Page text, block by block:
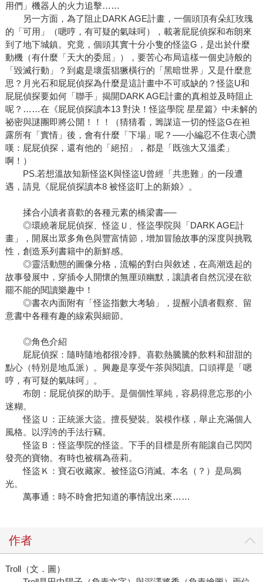
用們」機器人的火力追擊……
另一方面，為了阻止DARK AGE計畫，一個頭頂有朵紅玫瑰
的「可用」（嗯哼，有可疑的氣味呵），載著屁屁偵探和布朗來
到了地下城鎮。究竟，個頭其實十分小隻的怪盜G，是出於什麼
動機（有什麼「天大的委屈」），要苦心布局這樣一個史詩般的
「毀滅行動」？到處是壞蛋猖獗橫行的「黑暗世界」又是什麼意
思？月光石和屁屁偵探為什麼是這計畫中不可或缺的？怪盜U和
屁屁偵探要如何「聯手」揭開DARK AGE計畫的真相並及時阻止
呢？……在《屁屁偵探讀本13 對決！怪盜學院 星星篇》中未解的
祕密與謎團即將公開！！！（猜猜看，籌謀這一切的怪盜G在袒
露所有「實情」後，會有什麼「下場」呢？──小編忍不住衷心讚
嘆：屁屁偵探，還有他的「絕招」，都是「既強大又溫柔」
啊！）
PS.若想溫故知新怪盜K與怪盜U曾經「共患難」的一段遭
遇，請見《屁屁偵探讀本8 被怪盜盯上的新娘》。
揉合小讀者喜歡的各種元素的橋梁書──
◎環繞著屁屁偵探、怪盜Ｕ、怪盜學院與「DARK AGE計
畫」，開展出眾多角色與豐富情節，增加冒險故事的深度與挑戰
性，創造系列書籍中的新鮮感。
◎靈活動態的圖像分格，流暢的對白與敘述，在高潮迭起的
故事發展中，穿插令人開懷的無厘頭幽默，讓讀者自然沉浸在欲
罷不能的閱讀樂趣中！
◎書衣內面附有「怪盜指數大考驗」，提醒小讀者觀察、留
意書中各種有趣的線索與細節。
◎角色介紹
屁屁偵探：隨時隨地都很冷靜。喜歡熱騰騰的飲料和甜甜的
點心（特別是地瓜派）。興趣是享受午茶與閱讀。口頭禪是「嗯
哼，有可疑的氣味呵」。
布朗：屁屁偵探的助手。是個個性單純，容易得意忘形的小
迷糊。
怪盜Ｕ：正統派大盜。擅長變裝。裝模作樣，舉止充滿個人
風格。以浮誇的手法行竊。
怪盜Ｂ：怪盜學院的怪盜。下手的目標是所有能讓自己閃閃
發亮的寶物。有時也被稱為蓓莉。
怪盜Ｋ：寶石收藏家。被怪盜G消滅。本名（？）是烏鴉
光。
萬事通：時不時會把知道的事情說出來……
作者
Troll（文．圖）